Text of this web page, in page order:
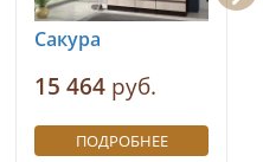
Сакура
15 464 руб.
ПОДРОБНЕЕ